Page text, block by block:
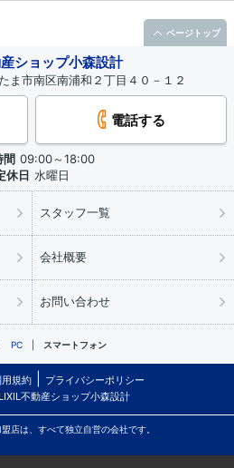
ショップ小森設計
ま市南区南浦和２丁目４０－１２
電話する
間 09:00～18:00
休日 水曜日
スタッフ一覧
会社概要
お問い合わせ
PC スマートフォン
規約
プライバシーポリシー
不動産ショップ小森設計
店は、すべて独立自営の会社です。
ページトップ